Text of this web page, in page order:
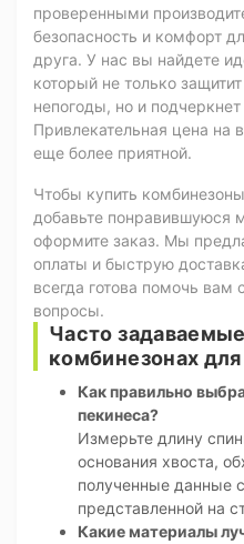
проверенными
безопасность и комфорт
друга. У нас вы найдете
который не только
непогоды, но и
Привлекательная цена на
еще более приятной.
Чтобы купить
добавьте понравившуюся
оформите заказ. Мы
оплаты и быструю
всегда готова помочь вам
вопросы.
Часто
комбинезонах
Как правильно
пекинеса?
Измерьте длину
основания хвоста,
полученные данные
представленной на
Какие материалы